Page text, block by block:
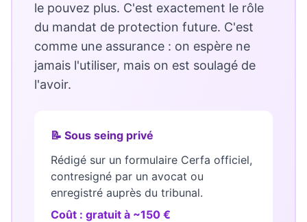
le pouvez plus. C'est exactement le rôle
du mandat de protection future. C'est
comme une assurance : on espère ne
jamais l'utiliser, mais on est soulagé de
l'avoir.
📝 Sous seing privé
Rédigé sur un formulaire Cerfa officiel,
contresigné par un avocat ou
enregistré auprès du tribunal.
Coût : gratuit à ~150 €